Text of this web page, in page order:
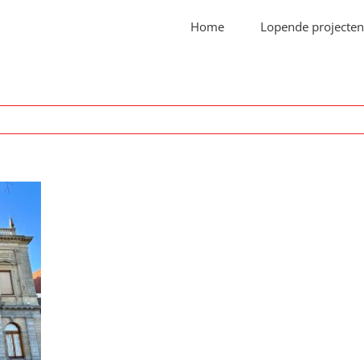
Home Lopende projecten